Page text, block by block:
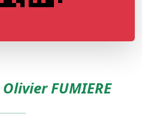
Olivier FUMIERE